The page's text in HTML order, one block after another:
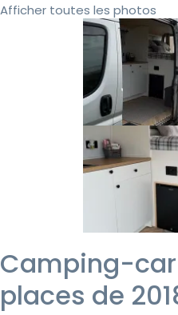
Afficher toutes les photos
Camping-
places de